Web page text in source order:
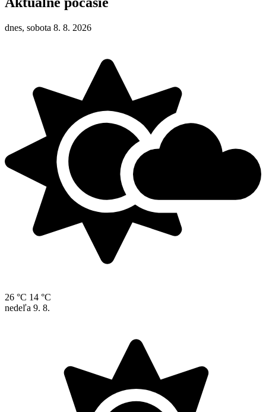
dnes, sobota 8. 8. 2026
26 °C 14 °C
nedeľa 9. 8.